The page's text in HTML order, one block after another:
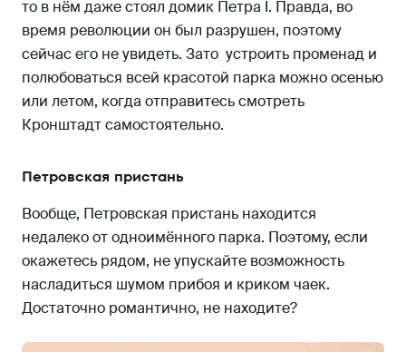
то в нём даже стоял домик Петра I. Правда, во
время революции он был разрушен, поэтому
сейчас его не увидеть. Зато устроить променад и
полюбоваться всей красотой парка можно осенью
или летом, когда отправитесь смотреть
Кронштадт самостоятельно.
Петровская пристань
Вообще, Петровская пристань находится
недалеко от одноимённого парка. Поэтому, если
окажетесь рядом, не упускайте возможность
насладиться шумом прибоя и криком чаек.
Достаточно романтично, не находите?